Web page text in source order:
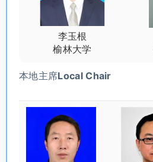
李玉根
榆林大学
本地主席Local Chair